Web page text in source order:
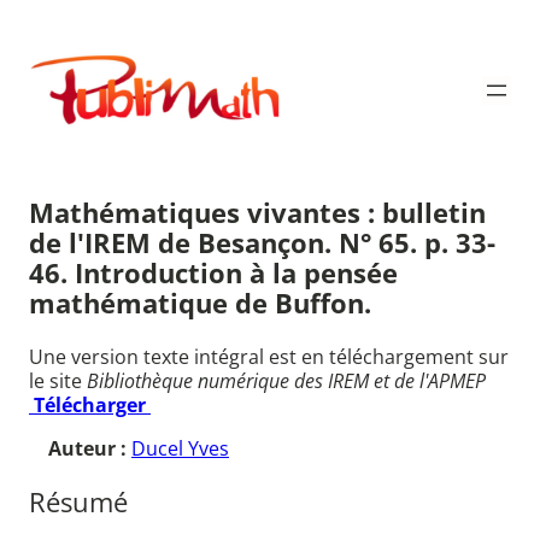
contenu
Publimath
Mathématiques vivantes : bulletin
de l'IREM de Besançon. N° 65. p. 33-
46. Introduction à la pensée
mathématique de Buffon.
Une version texte intégral est en téléchargement sur
le siteBibliothèque numérique des IREM et de l'APMEP
Télécharger
Auteur : Ducel Yves
Résumé